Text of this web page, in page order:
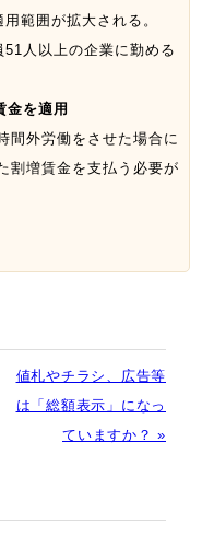
範囲が拡大される。
人以上の企業に勤める
金を適用
間外労働をさせた場合に
割増賃金を支払う必要が
値札やチラシ、広告等
は「総額表示」になっ
ていますか？ »